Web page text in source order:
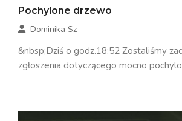
Pochylone drzewo
Dominika Sz
&nbsp;Dziś o godz.18:52 Zostaliśmy
zgłoszenia dotyczącego mocno